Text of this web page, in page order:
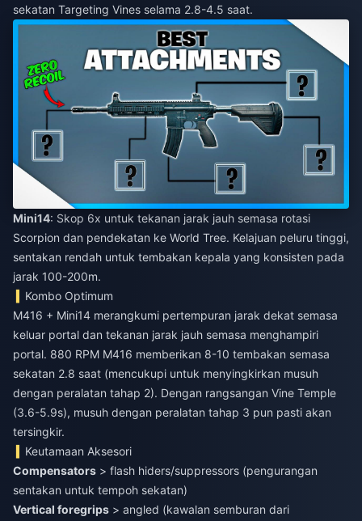
sekatan Targeting Vines selama 2.8-4.5 saat.
Mini14: Skop 6x untuk tekanan jarak jauh semasa rotasi
Scorpion dan pendekatan ke World Tree. Kelajuan peluru tinggi,
sentakan rendah untuk tembakan kepala yang konsisten pada
jarak 100-200m.
Kombo Optimum
M416 + Mini14 merangkumi pertempuran jarak dekat semasa
keluar portal dan tekanan jarak jauh semasa menghampiri
portal. 880 RPM M416 memberikan 8-10 tembakan semasa
sekatan 2.8 saat (mencukupi untuk menyingkirkan musuh
dengan peralatan tahap 2). Dengan rangsangan Vine Temple
(3.6-5.9s), musuh dengan peralatan tahap 3 pun pasti akan
tersingkir.
Keutamaan Aksesori
Compensators > flash hiders/suppressors (pengurangan
sentakan untuk tempoh sekatan)
Vertical foregrips > angled (kawalan semburan dari